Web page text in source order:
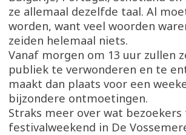
ze allemaal dezelfde taal. Al
worden, want veel woorden
zeiden helemaal niets.
Vanaf morgen om 13 uur zullen
publiek te verwonderen en te
maakt dan plaats voor een
bijzondere ontmoetingen.
Straks meer over wat
festivalweekend in De